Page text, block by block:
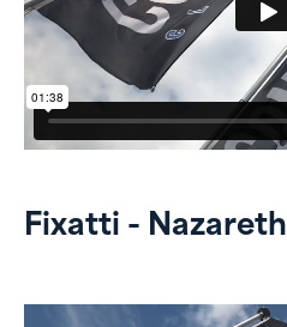
Fixatti - Nazareth